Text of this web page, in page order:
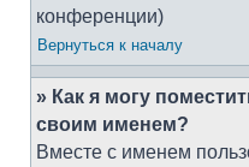
конференции)
Вернуться к началу
» Как я могу
своим именем?
Вместе с именем